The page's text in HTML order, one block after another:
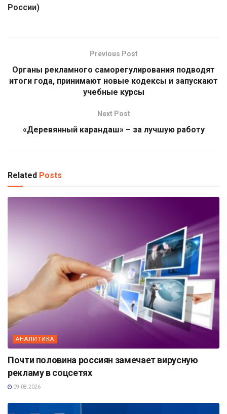
России)
Previous Post
Органы рекламного саморегулирования подводят
итоги года, принимают новые кодексы и запускают
учебные курсы
Next Post
«Деревянный карандаш» – за лучшую работу
Related Posts
АНАЛИТИКА
Почти половина россиян замечает вирусную
рекламу в соцсетях
09.08.2026